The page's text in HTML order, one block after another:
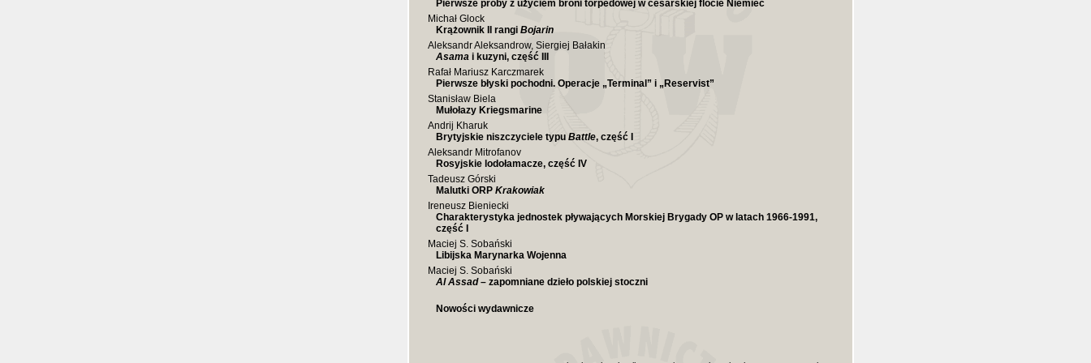
Pierwsze próby z użyciem broni torpedowej w cesarskiej flocie Niemiec
Michał Glock
Krążownik II rangi Bojarin
Aleksandr Aleksandrow, Siergiej Bałakin
Asama i kuzyni, część III
Rafał Mariusz Karczmarek
Pierwsze błyski pochodni. Operacje „Terminal” i „Reservist”
Stanisław Biela
Mułołazy Kriegsmarine
Andrij Kharuk
Brytyjskie niszczyciele typu Battle, część I
Aleksandr Mitrofanov
Rosyjskie lodołamacze, część IV
Tadeusz Górski
Malutki ORP Krakowiak
Ireneusz Bieniecki
Charakterystyka jednostek pływających Morskiej Brygady OP w latach 1966-1991,
część I
Maciej S. Sobański
Libijska Marynarka Wojenna
Maciej S. Sobański
Al Assad– zapomniane dzieło polskiej stoczni
Nowości wydawnicze